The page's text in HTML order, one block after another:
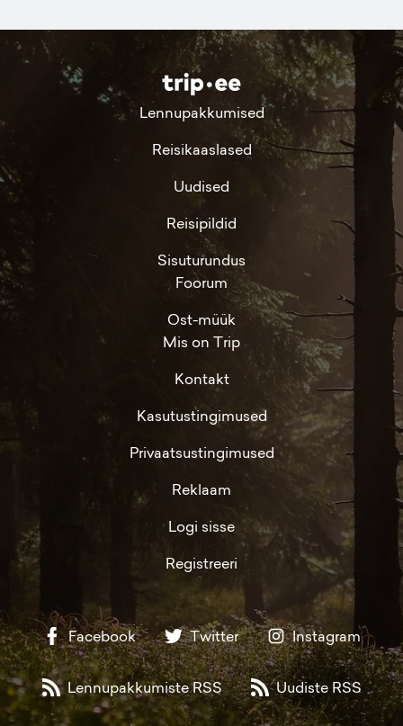
Lennupakkumised
Reisikaaslased
Uudised
Reisipildid
Sisuturundus
Foorum
Ost-müük
Mis on Trip
Kontakt
Kasutustingimused
Privaatsustingimused
Reklaam
Logi sisse
Registreeri
Facebook Twitter Instagram
Lennupakkumiste RSS Uudiste RSS